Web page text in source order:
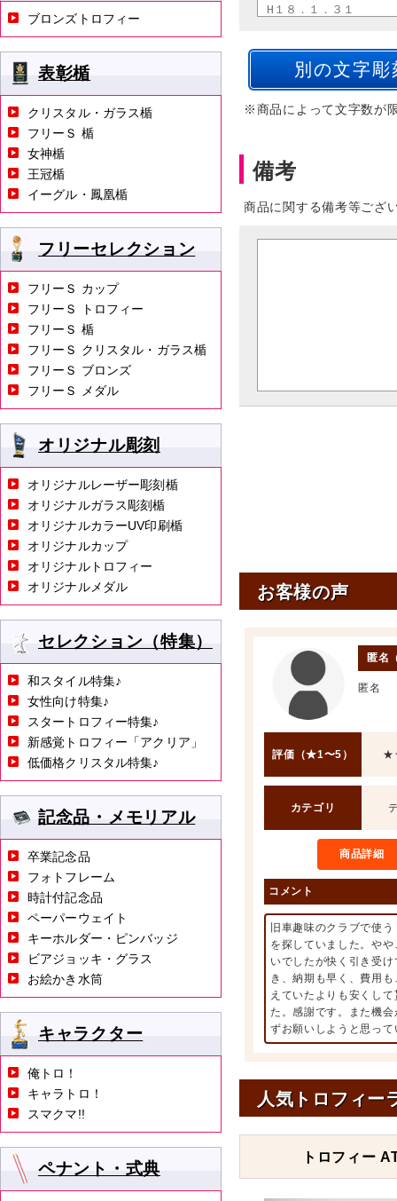
※商品によって文字数が
備考
商品に関する備考等ござ
お客様の声
匿名
匿名
評価（★1〜5）
カテゴリ
商品詳細
コメント
旧車趣味のクラブで使
を探していました。や
いでしたが快く引き受け
き、納期も早く、費用
えていたよりも安くし
た。感謝です。また機会
ずお願いしようと思って
人気トロフィー
トロフィー
ブロンズトロフィー
表彰楯
クリスタル・ガラス楯
フリーＳ 楯
女神楯
王冠楯
イーグル・鳳凰楯
フリーセレクション
フリーＳ カップ
フリーＳ トロフィー
フリーＳ 楯
フリーＳ クリスタル・ガラス楯
フリーＳ ブロンズ
フリーＳ メダル
オリジナル彫刻
オリジナルレーザー彫刻楯
オリジナルガラス彫刻楯
オリジナルカラーUV印刷楯
オリジナルカップ
オリジナルトロフィー
オリジナルメダル
セレクション（特集）
和スタイル特集♪
女性向け特集♪
スタートロフィー特集♪
新感覚トロフィー「アクリア」
低価格クリスタル特集♪
記念品・メモリアル
卒業記念品
フォトフレーム
時計付記念品
ペーパーウェイト
キーホルダー・ピンバッジ
ビアジョッキ・グラス
お絵かき水筒
キャラクター
俺トロ！
キャラトロ！
スマクマ!!
ペナント・式典